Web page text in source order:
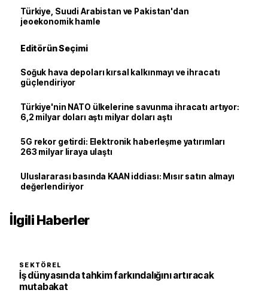
Türkiye, Suudi Arabistan ve Pakistan'dan
jeoekonomik hamle
Editörün Seçimi
Soğuk hava depoları kırsal kalkınmayı ve ihracatı
güçlendiriyor
Türkiye'nin NATO ülkelerine savunma ihracatı artıyor:
6,2 milyar doları aştı milyar doları aştı
5G rekor getirdi: Elektronik haberleşme yatırımları
263 milyar liraya ulaştı
Uluslararası basında KAAN iddiası: Mısır satın almayı
değerlendiriyor
İlgili Haberler
SEKTÖREL
İş dünyasında tahkim farkındalığını artıracak
mutabakat